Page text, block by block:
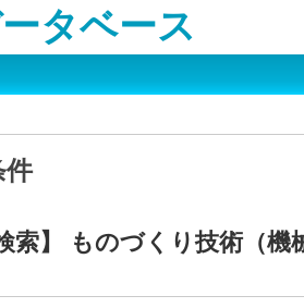
タベース
件
索】 ものづくり技術（